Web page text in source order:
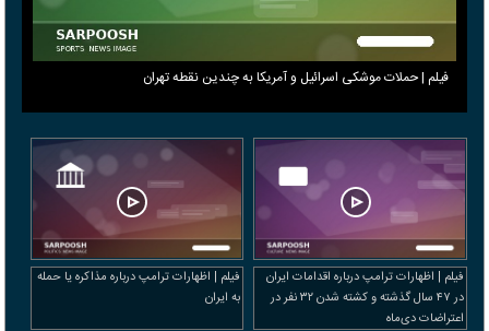
فیلم | حملات موشکی اسرائیل و آمریکا به چندین نقطه تهران
فیلم | اظهارات ترامپ درباره اقدامات ایران
در ۴۷ سال گذشته و کشته شدن ۳۲ نفر در
اعتراضات دی‌ماه
فیلم | اظهارات ترامپ درباره مذاکره یا حمله
به ایران